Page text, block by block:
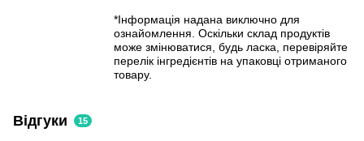
*Інформація надана виключно для
ознайомлення. Оскільки склад продуктів
може змінюватися, будь ласка, перевіряйте
перелік інгредієнтів на упаковці отриманого
товару.
Відгуки 15